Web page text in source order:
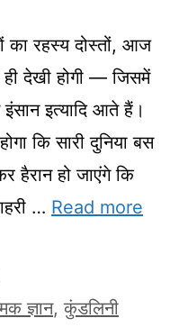
का रहस्य दोस्तों, आज
देखी होगी — जिसमें
इत्यादि आते हैं।
कि सारी दुनिया बस
हैरान हो जाएंगे कि
… Read more
ज्ञान,कुंडलिनी